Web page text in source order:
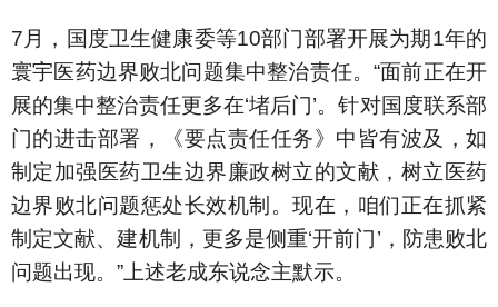
7月，国度卫生健康委等10部门部署开展为期1年的
寰宇医药边界败北问题集中整治责任。“面前正在开
展的集中整治责任更多在‘堵后门’。针对国度联系部
门的进击部署，《要点责任任务》中皆有波及，如
制定加强医药卫生边界廉政树立的文献，树立医药
边界败北问题惩处长效机制。现在，咱们正在抓紧
制定文献、建机制，更多是侧重‘开前门’，防患败北
问题出现。”上述老成东说念主默示。